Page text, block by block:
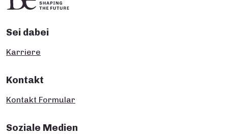
Sei dabei
Karriere
Kontakt
Kontakt Formular
Soziale Medien